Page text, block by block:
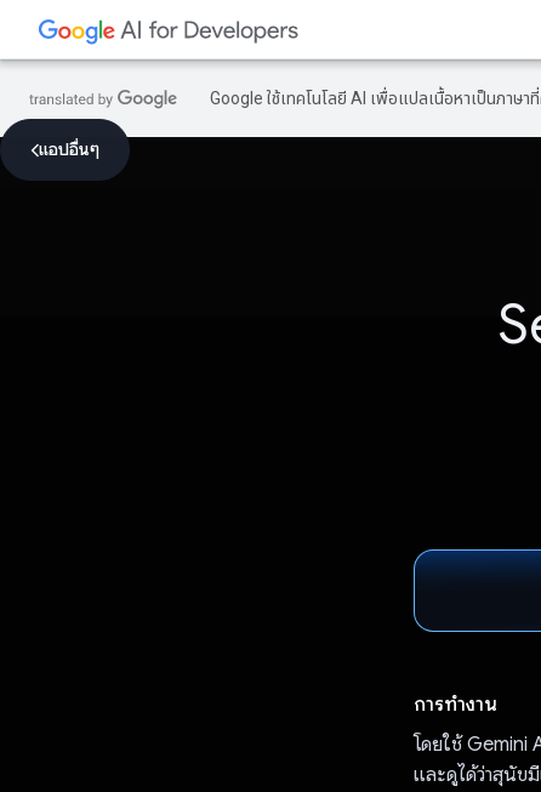
Google ใช้เทคโนโลยี AI เพื่อแปลเนื้อหาเป็นภา
แอปอื่นๆ
การทำงาน
โดยใช้ Gemini
และดูได้ว่าสุนัข